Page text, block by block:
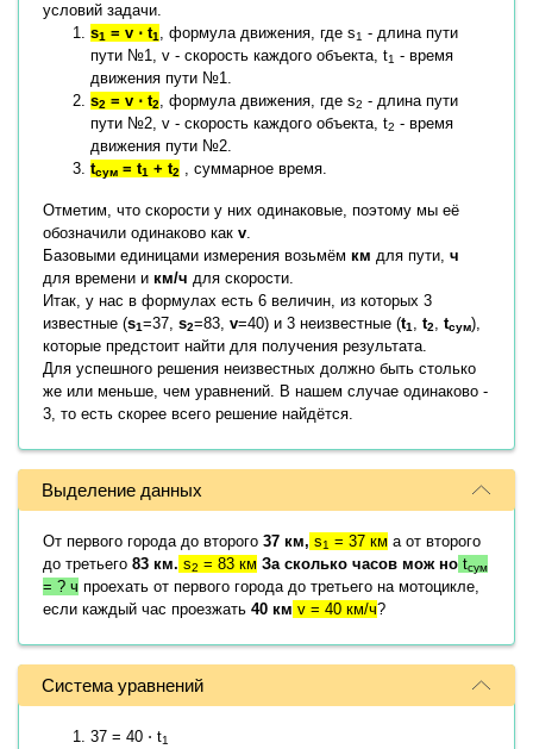
условий задачи.
s1 = v ⋅ t1, формула движения, где s1 - длина пути
пути №1, v - скорость каждого объекта, t1 - время
движения пути №1.
s2 = v ⋅ t2, формула движения, где s2 - длина пути
пути №2, v - скорость каждого объекта, t2 - время
движения пути №2.
tсум = t1 + t2 , суммарное время.
Отметим, что скорости у них одинаковые, поэтому мы её
обозначили одинаково как v.
Базовыми единицами измерения возьмём км для пути, ч
для времени и км/ч для скорости.
Итак, у нас в формулах есть 6 величин, из которых 3
известные (s1=37, s2=83, v=40) и 3 неизвестные (t1, t2, tсум),
которые предстоит найти для получения результата.
Для успешного решения неизвестных должно быть столько
же или меньше, чем уравнений. В нашем случае одинаково -
3, то есть скорее всего решение найдётся.
Выделение данных
От первого города до второго 37 км, s1 = 37 км а от второго
до третьего 83 км. s2 = 83 км За сколько часов мож но tсум
= ? ч проехать от первого города до третьего на мотоцикле,
если каждый час проезжать 40 км v = 40 км/ч?
Система уравнений
37 = 40 ⋅ t1